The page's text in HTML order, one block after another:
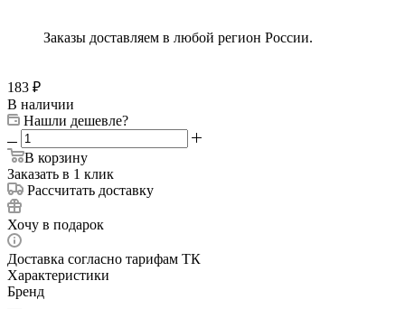
Заказы доставляем в любой регион России.
183 ₽
В наличии
Нашли дешевле?
В корзину
Заказать в 1 клик
Рассчитать доставку
Хочу в подарок
Доставка согласно тарифам ТК
Характеристики
Бренд